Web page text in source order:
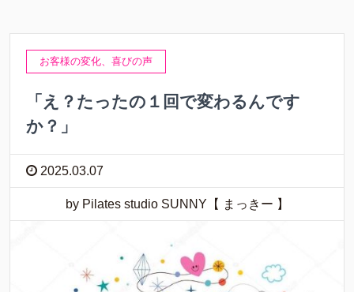
お客様の変化、喜びの声
「え？たったの１回で変わるんです
か？」
2025.03.07
by Pilates studio SUNNY【 まっきー 】